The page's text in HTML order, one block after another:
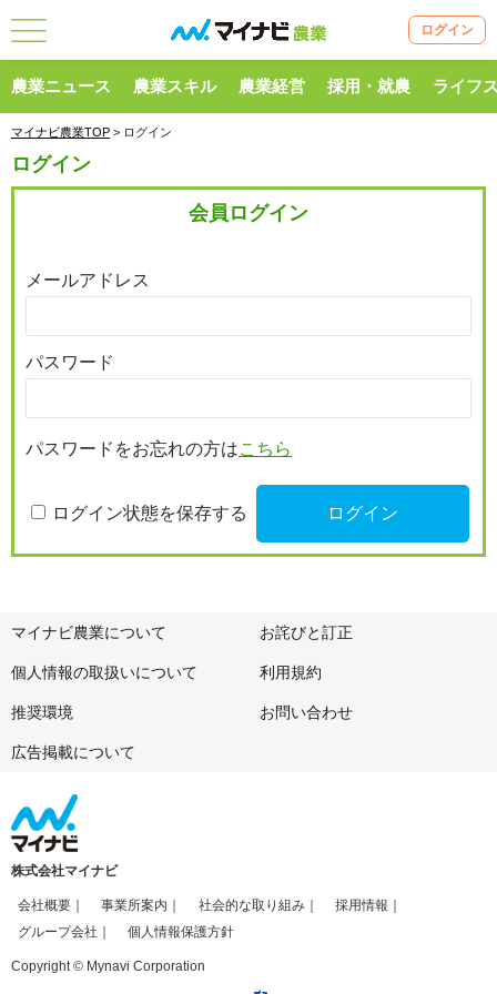
ログイン
農業ニュース 農業スキル 農業経営 採用・就農 ライフ
マイナビ農業TOP > ログイン
ログイン
会員ログイン
メールアドレス
パスワード
パスワードをお忘れの方はこちら
ログイン状態を保存する
マイナビ農業について お詫びと訂正
個人情報の取扱いについて 利用規約
推奨環境 お問い合わせ
広告掲載について
株式会社マイナビ
会社概要 事業所案内 社会的な取り組み
採用情報
グループ会社
個人情報保護方針
Copyright © Mynavi Corporation